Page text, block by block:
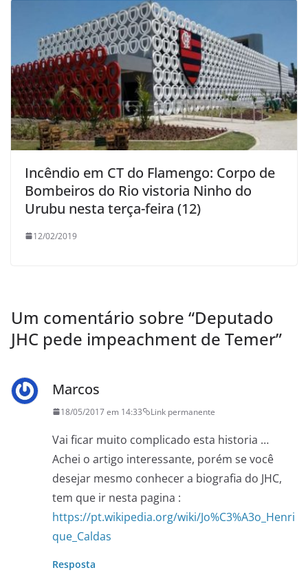
Incêndio em CT do Flamengo: Corpo de
Bombeiros do Rio vistoria Ninho do
Urubu nesta terça-feira (12)
12/02/2019
Um comentário sobre “Deputado
JHC pede impeachment de Temer”
Marcos
18/05/2017 em 14:33 Link permanente
Vai ficar muito complicado esta historia …
Achei o artigo interessante, porém se você
desejar mesmo conhecer a biografia do JHC,
tem que ir nesta pagina :
https://pt.wikipedia.org/wiki/Jo%C3%A3o_Henri
que_Caldas
Resposta